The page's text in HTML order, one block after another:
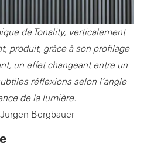
de Tonality, verticalement
produit, grâce à son profilage
un effet changeant entre un
réflexions selon l’angle
de la lumière.
Bergbauer